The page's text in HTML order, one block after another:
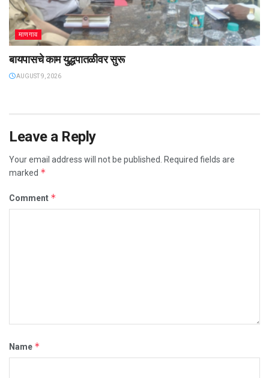
माणगाव
बायपासचे काम युद्धपातळीवर सुरू
AUGUST 9, 2026
Leave a Reply
Your email address will not be published. Required fields are
marked *
Comment *
Name *